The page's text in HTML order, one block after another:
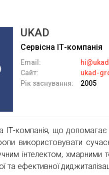
UKAD
Сервісна ІТ-компанія
Email:
Сайт:
ukad-
Рік заснування:
2005
ІТ-компанія, що допомагає
використовувати
інтелектом, хмарними
та ефективної